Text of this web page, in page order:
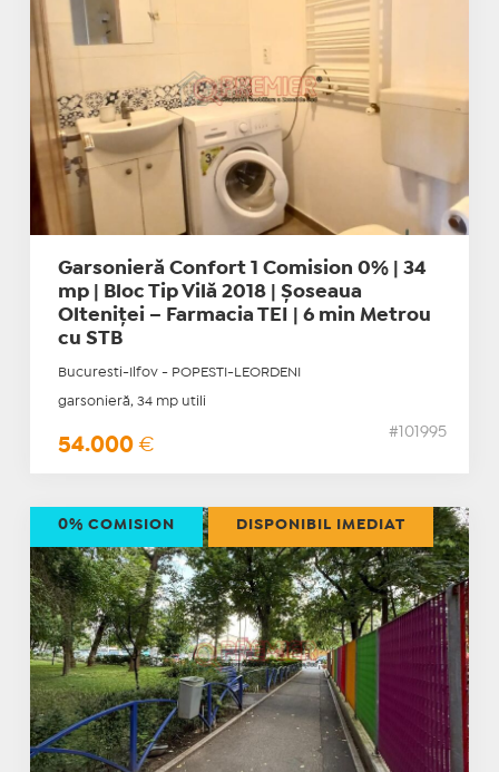
Garsonieră Confort 1 Comision 0% | 34
mp | Bloc Tip Vilă 2018 | Șoseaua
Olteniței – Farmacia TEI | 6 min Metrou
cu STB
Bucuresti-Ilfov - POPESTI-LEORDENI
garsonieră, 34 mp utili
54.000 €
#101995
0% COMISION DISPONIBIL IMEDIAT